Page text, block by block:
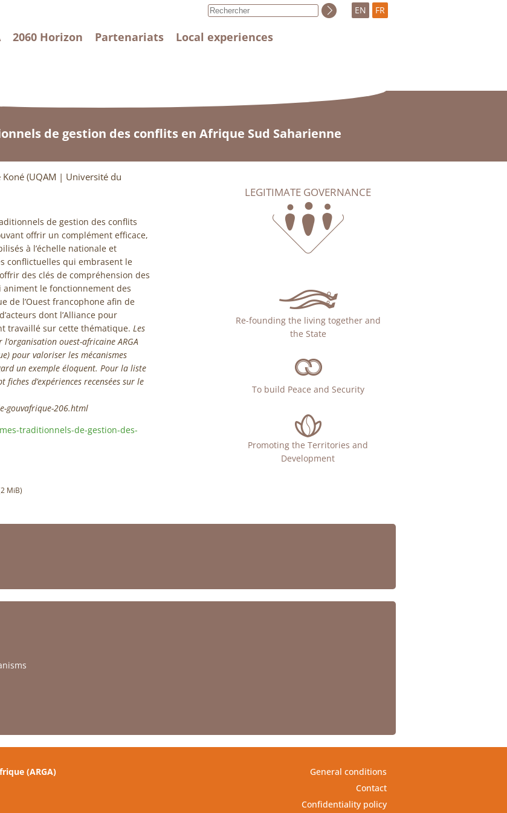
2060 Horizon Partenariats Local experiences
EN FR
de gestion des conflits en Afrique Sud Saharienne
(UQAM | Université du
de gestion des conflits
offrir un complément efficace,
à l’échelle nationale et
conflictuelles qui embrasent le
des clés de compréhension des
le fonctionnement des
de l’Ouest francophone afin de
dont l’Alliance pour
travaillé sur cette thématique. Les
ouest-africaine ARGA
pour valoriser les mécanismes
un exemple éloquent. Pour la liste
d’expériences recensées sur le
gouvafrique-206.html
traditionnels-de-gestion-des-
MiB)
LEGITIMATE GOVERNANCE
Re-founding the living together and
the State
To build Peace and Security
Promoting the Territories and
Development
(ARGA)
General conditions
Contact
Confidentiality policy